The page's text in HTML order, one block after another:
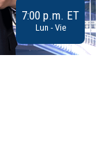
7:00 p.m. ET
Lun - Vie